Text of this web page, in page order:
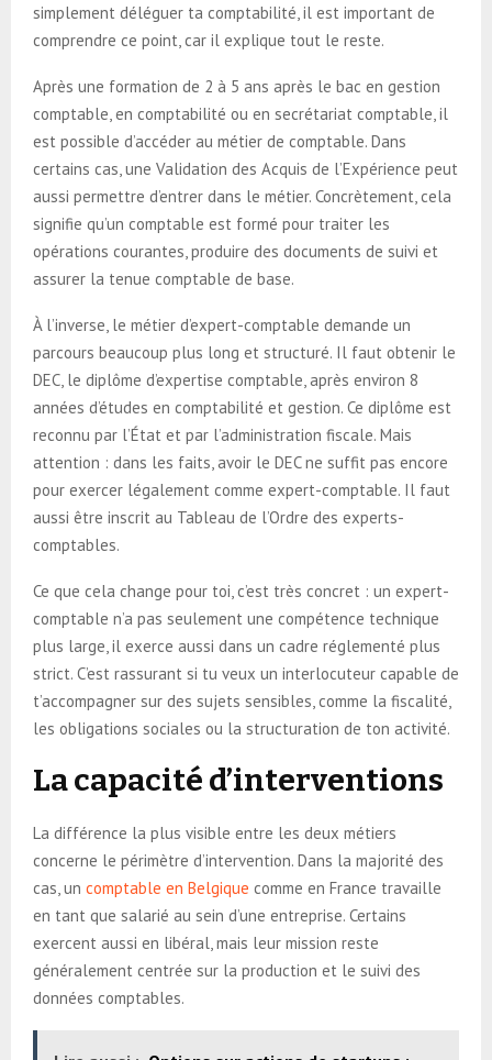
simplement déléguer ta comptabilité, il est important de
comprendre ce point, car il explique tout le reste.
Après une formation de 2 à 5 ans après le bac en gestion
comptable, en comptabilité ou en secrétariat comptable, il
est possible d’accéder au métier de comptable. Dans
certains cas, une Validation des Acquis de l’Expérience peut
aussi permettre d’entrer dans le métier. Concrètement, cela
signifie qu’un comptable est formé pour traiter les
opérations courantes, produire des documents de suivi et
assurer la tenue comptable de base.
À l’inverse, le métier d’expert-comptable demande un
parcours beaucoup plus long et structuré. Il faut obtenir le
DEC, le diplôme d’expertise comptable, après environ 8
années d’études en comptabilité et gestion. Ce diplôme est
reconnu par l’État et par l’administration fiscale. Mais
attention : dans les faits, avoir le DEC ne suffit pas encore
pour exercer légalement comme expert-comptable. Il faut
aussi être inscrit au Tableau de l’Ordre des experts-
comptables.
Ce que cela change pour toi, c’est très concret : un expert-
comptable n’a pas seulement une compétence technique
plus large, il exerce aussi dans un cadre réglementé plus
strict. C’est rassurant si tu veux un interlocuteur capable de
t’accompagner sur des sujets sensibles, comme la fiscalité,
les obligations sociales ou la structuration de ton activité.
La capacité d’interventions
La différence la plus visible entre les deux métiers
concerne le périmètre d’intervention. Dans la majorité des
cas, un comptable en Belgique comme en France travaille
en tant que salarié au sein d’une entreprise. Certains
exercent aussi en libéral, mais leur mission reste
généralement centrée sur la production et le suivi des
données comptables.